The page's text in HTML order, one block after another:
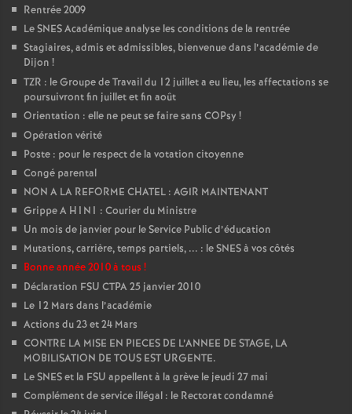
Rentrée 2009
Le SNES Académique analyse les conditions de la rentrée
Stagiaires, admis et admissibles, bienvenue dans l’académie de
Dijon !
TZR : le Groupe de Travail du 12 juillet a eu lieu, les affectations se
poursuivront fin juillet et fin août
Orientation : elle ne peut se faire sans COPsy !
Opération vérité
Poste : pour le respect de la votation citoyenne
Congé parental
NON A LA REFORME CHATEL : AGIR MAINTENANT
Grippe A H1N1 : Courier du Ministre
Un mois de janvier pour le Service Public d’éducation
Mutations, carrière, temps partiels, ... : le SNES à vos côtés
Bonne année 2010 à tous!
Déclaration FSU CTPA 25 janvier 2010
Le 12 Mars dans l’académie
Actions du 23 et 24 Mars
CONTRE LA MISE EN PIECES DE L’ANNEE DE STAGE, LA
MOBILISATION DE TOUS EST URGENTE.
Le SNES et la FSU appellent à la grève le jeudi 27 mai
Complément de service illégal : le Rectorat condamné